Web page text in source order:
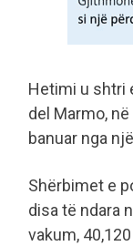
Hetimi u shtri
del Marmo,
banuar nga
Shërbimet e
disa të ndara
vakum,